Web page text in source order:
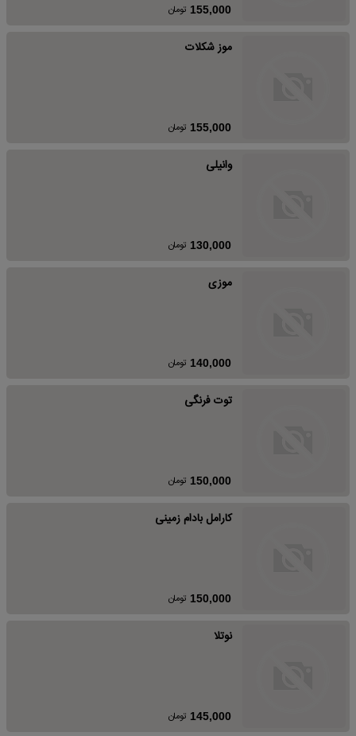
155,000 تومان
موز شکلات
155,000 تومان
وانیلی
130,000 تومان
موزی
140,000 تومان
توت فرنگی
150,000 تومان
کارامل بادام زمینی
150,000 تومان
نوتلا
145,000 تومان